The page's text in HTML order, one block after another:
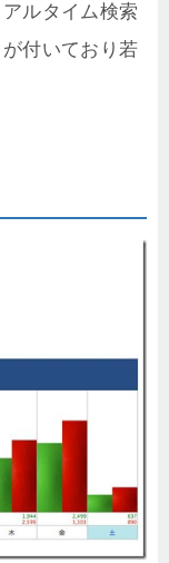
ルタイム検索
付いており若